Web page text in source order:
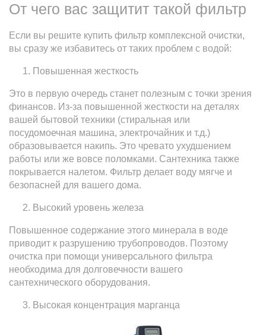
От чего вас защитит такой фильтр
Если вы решите купить фильтр комплексной очистки,
вы сразу же избавитесь от таких проблем с водой:
Повышенная жесткость
Это в первую очередь станет полезным с точки зрения
финансов. Из-за повышенной жесткости на деталях
вашей бытовой техники (стиральная или
посудомоечная машина, электрочайник и т.д.)
образовывается накипь. Это чревато ухудшением
работы или же вовсе поломками. Сантехника также
покрывается налетом. Фильтр делает воду мягче и
безопасней для вашего дома.
Высокий уровень железа
Повышенное содержание этого минерала в воде
приводит к разрушению трубопроводов. Поэтому
очистка при помощи универсального фильтра
необходима для долговечности вашего
сантехнического оборудования.
Высокая концентрация марганца